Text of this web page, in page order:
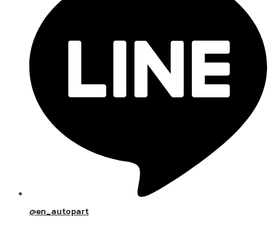
@en_autopart